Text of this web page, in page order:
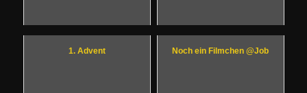
1. Advent Noch ein Filmchen @Job